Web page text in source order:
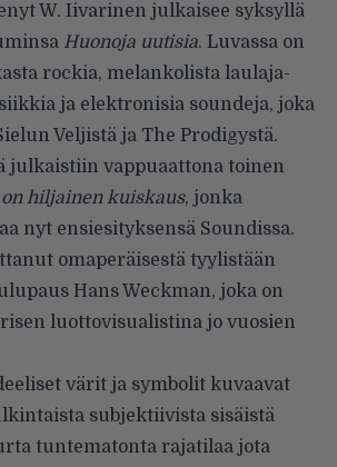
W. Iivarinen julkaisee syksyllä
Huonoja uutisia. Luvassa on
rockia, melankolista laulaja-
ja elektronisia soundeja, joka
Veljistä ja The Prodigystä.
julkaistiin vappuaattona toinen
hiljainen kuiskaus, jonka
nyt ensiesityksensä Soundissa.
omaperäisestä tyylistään
Hans Weckman, joka on
luottovisualistina jo vuosien
värit ja symbolit kuvaavat
subjektiivista sisäistä
tuntematonta rajatilaa jota